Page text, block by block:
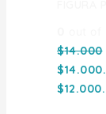
$14.000
$14.000.
$12.000.